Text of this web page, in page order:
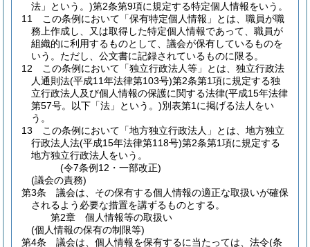
法」という。)第2条第9項に規定する特定個人情報をいう。
11
この条例において「保有特定個人情報」とは、職員が職
務上作成し、又は取得した特定個人情報であって、職員が
組織的に利用するものとして、議会が保有しているものを
いう。 ただし、公文書に記録されているものに限る。
12
この条例において「独立行政法人等」とは、独立行政法
人通則法(平成11年法律第103号)第2条第1項に規定する独
立行政法人及び個人情報の保護に関する法律(平成15年法律
第57号。以下「法」という。)別表第1に掲げる法人をい
う。
13
この条例において「地方独立行政法人」とは、地方独立
行政法人法(平成15年法律第118号)第2条第1項に規定する
地方独立行政法人をいう。
(令7条例12・一部改正)
(議会の責務)
第3条
議会は、その保有する個人情報の適正な取扱いが確保
されるよう必要な措置を講ずるものとする。
第2章
個人情報等の取扱い
(個人情報の保有の制限等)
第4条
議会は、個人情報を保有するに当たっては、法令(条